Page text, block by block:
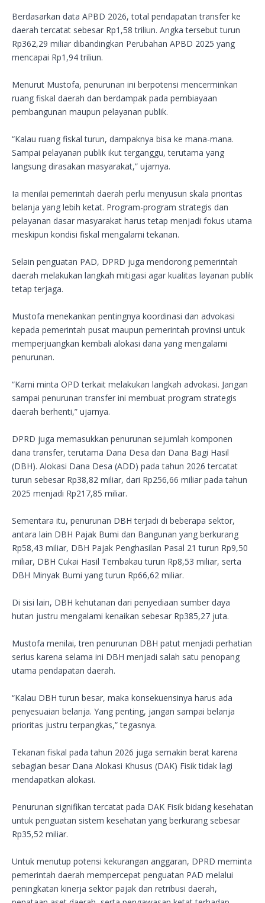
Berdasarkan data APBD 2026, total pendapatan transfer ke
daerah tercatat sebesar Rp1,58 triliun. Angka tersebut turun
Rp362,29 miliar dibandingkan Perubahan APBD 2025 yang
mencapai Rp1,94 triliun.
Menurut Mustofa, penurunan ini berpotensi mencerminkan
ruang fiskal daerah dan berdampak pada pembiayaan
pembangunan maupun pelayanan publik.
“Kalau ruang fiskal turun, dampaknya bisa ke mana-mana.
Sampai pelayanan publik ikut terganggu, terutama yang
langsung dirasakan masyarakat,” ujarnya.
Ia menilai pemerintah daerah perlu menyusun skala prioritas
belanja yang lebih ketat. Program-program strategis dan
pelayanan dasar masyarakat harus tetap menjadi fokus utama
meskipun kondisi fiskal mengalami tekanan.
Selain penguatan PAD, DPRD juga mendorong pemerintah
daerah melakukan langkah mitigasi agar kualitas layanan publik
tetap terjaga.
Mustofa menekankan pentingnya koordinasi dan advokasi
kepada pemerintah pusat maupun pemerintah provinsi untuk
memperjuangkan kembali alokasi dana yang mengalami
penurunan.
“Kami minta OPD terkait melakukan langkah advokasi. Jangan
sampai penurunan transfer ini membuat program strategis
daerah berhenti,” ujarnya.
DPRD juga memasukkan penurunan sejumlah komponen
dana transfer, terutama Dana Desa dan Dana Bagi Hasil
(DBH). Alokasi Dana Desa (ADD) pada tahun 2026 tercatat
turun sebesar Rp38,82 miliar, dari Rp256,66 miliar pada tahun
2025 menjadi Rp217,85 miliar.
Sementara itu, penurunan DBH terjadi di beberapa sektor,
antara lain DBH Pajak Bumi dan Bangunan yang berkurang
Rp58,43 miliar, DBH Pajak Penghasilan Pasal 21 turun Rp9,50
miliar, DBH Cukai Hasil Tembakau turun Rp8,53 miliar, serta
DBH Minyak Bumi yang turun Rp66,62 miliar.
Di sisi lain, DBH kehutanan dari penyediaan sumber daya
hutan justru mengalami kenaikan sebesar Rp385,27 juta.
Mustofa menilai, tren penurunan DBH patut menjadi perhatian
serius karena selama ini DBH menjadi salah satu penopang
utama pendapatan daerah.
“Kalau DBH turun besar, maka konsekuensinya harus ada
penyesuaian belanja. Yang penting, jangan sampai belanja
prioritas justru terpangkas,” tegasnya.
Tekanan fiskal pada tahun 2026 juga semakin berat karena
sebagian besar Dana Alokasi Khusus (DAK) Fisik tidak lagi
mendapatkan alokasi.
Penurunan signifikan tercatat pada DAK Fisik bidang kesehatan
untuk penguatan sistem kesehatan yang berkurang sebesar
Rp35,52 miliar.
Untuk menutup potensi kekurangan anggaran, DPRD meminta
pemerintah daerah mempercepat penguatan PAD melalui
peningkatan kinerja sektor pajak dan retribusi daerah,